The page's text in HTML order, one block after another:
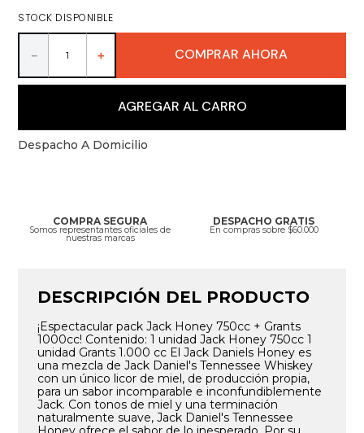
STOCK DISPONIBLE
＋
－ COMPRAR AHORA
AGREGAR AL CARRO
Despacho A Domicilio
COMPRA SEGURA
Somos representantes oficiales de
nuestras marcas
DESPACHO GRATIS
En compras sobre $60.000
DESCRIPCIÓN DEL PRODUCTO
¡Espectacular pack Jack Honey 750cc + Grants
1000cc! Contenido: 1 unidad Jack Honey 750cc 1
unidad Grants 1.000 cc El Jack Daniels Honey es
una mezcla de Jack Daniel's Tennessee Whiskey
con un único licor de miel, de producción propia,
para un sabor incomparable e inconfundiblemente
Jack. Con tonos de miel y una terminación
naturalmente suave, Jack Daniel's Tennessee